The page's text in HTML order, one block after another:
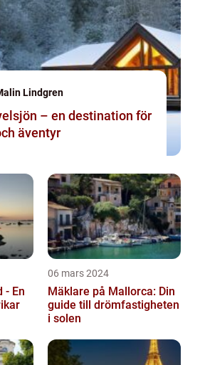
Lindgren
– en destination för
äventyr
- En
06 mars 2024
Mäklare på Mallorca: Din
guide till drömfastigheten
i solen